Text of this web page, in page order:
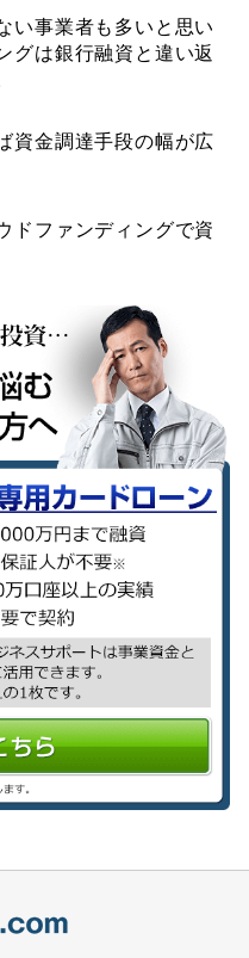
い事業者も多いと思い
グは銀行融資と違い返
資金調達手段の幅が広
ドファンディングで資